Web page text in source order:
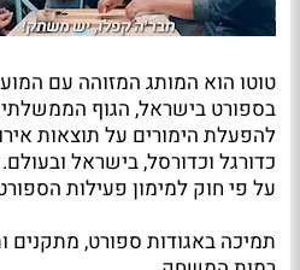
טוטו הוא המותג המזוהה עם
בספורט בישראל, הגוף
להפעלת הימורים על תוצאות
כדורגל וכדורסל, בישראל
על פי חוק למימון פעילות
תמיכה באגודות ספורט, מתקנים